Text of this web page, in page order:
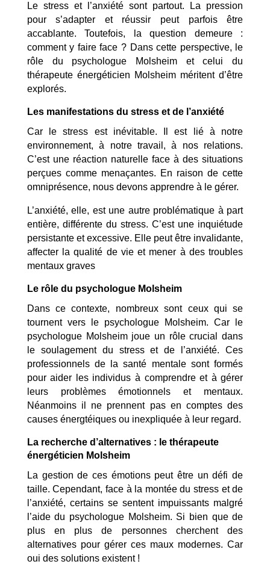
Le stress et l’anxiété sont partout. La pression
pour s’adapter et réussir peut parfois être
accablante. Toutefois, la question demeure :
comment y faire face ? Dans cette perspective, le
rôle du psychologue Molsheim et celui du
thérapeute énergéticien Molsheim méritent d’être
explorés.
Les manifestations du stress et de l’anxiété
Car le stress est inévitable. Il est lié à notre
environnement, à notre travail, à nos relations.
C’est une réaction naturelle face à des situations
perçues comme menaçantes. En raison de cette
omniprésence, nous devons apprendre à le gérer.
L’anxiété, elle, est une autre problématique à part
entière, différente du stress. C’est une inquiétude
persistante et excessive. Elle peut être invalidante,
affecter la qualité de vie et mener à des troubles
mentaux graves
Le rôle du psychologue Molsheim
Dans ce contexte, nombreux sont ceux qui se
tournent vers le psychologue Molsheim. Car le
psychologue Molsheim joue un rôle crucial dans
le soulagement du stress et de l’anxiété. Ces
professionnels de la santé mentale sont formés
pour aider les individus à comprendre et à gérer
leurs problèmes émotionnels et mentaux.
Néanmoins il ne prennent pas en comptes des
causes énergtéiques ou inexpliquée à leur regard.
La recherche d’alternatives : le thérapeute
énergéticien Molsheim
La gestion de ces émotions peut être un défi de
taille. Cependant, face à la montée du stress et de
l’anxiété, certains se sentent impuissants malgré
l’aide du psychologue Molsheim. Si bien que de
plus en plus de personnes cherchent des
alternatives pour gérer ces maux modernes. Car
oui des solutions existent !